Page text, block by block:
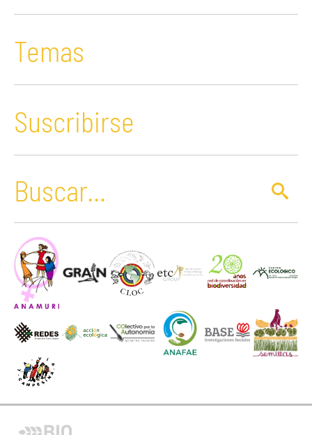
Temas
Suscribirse